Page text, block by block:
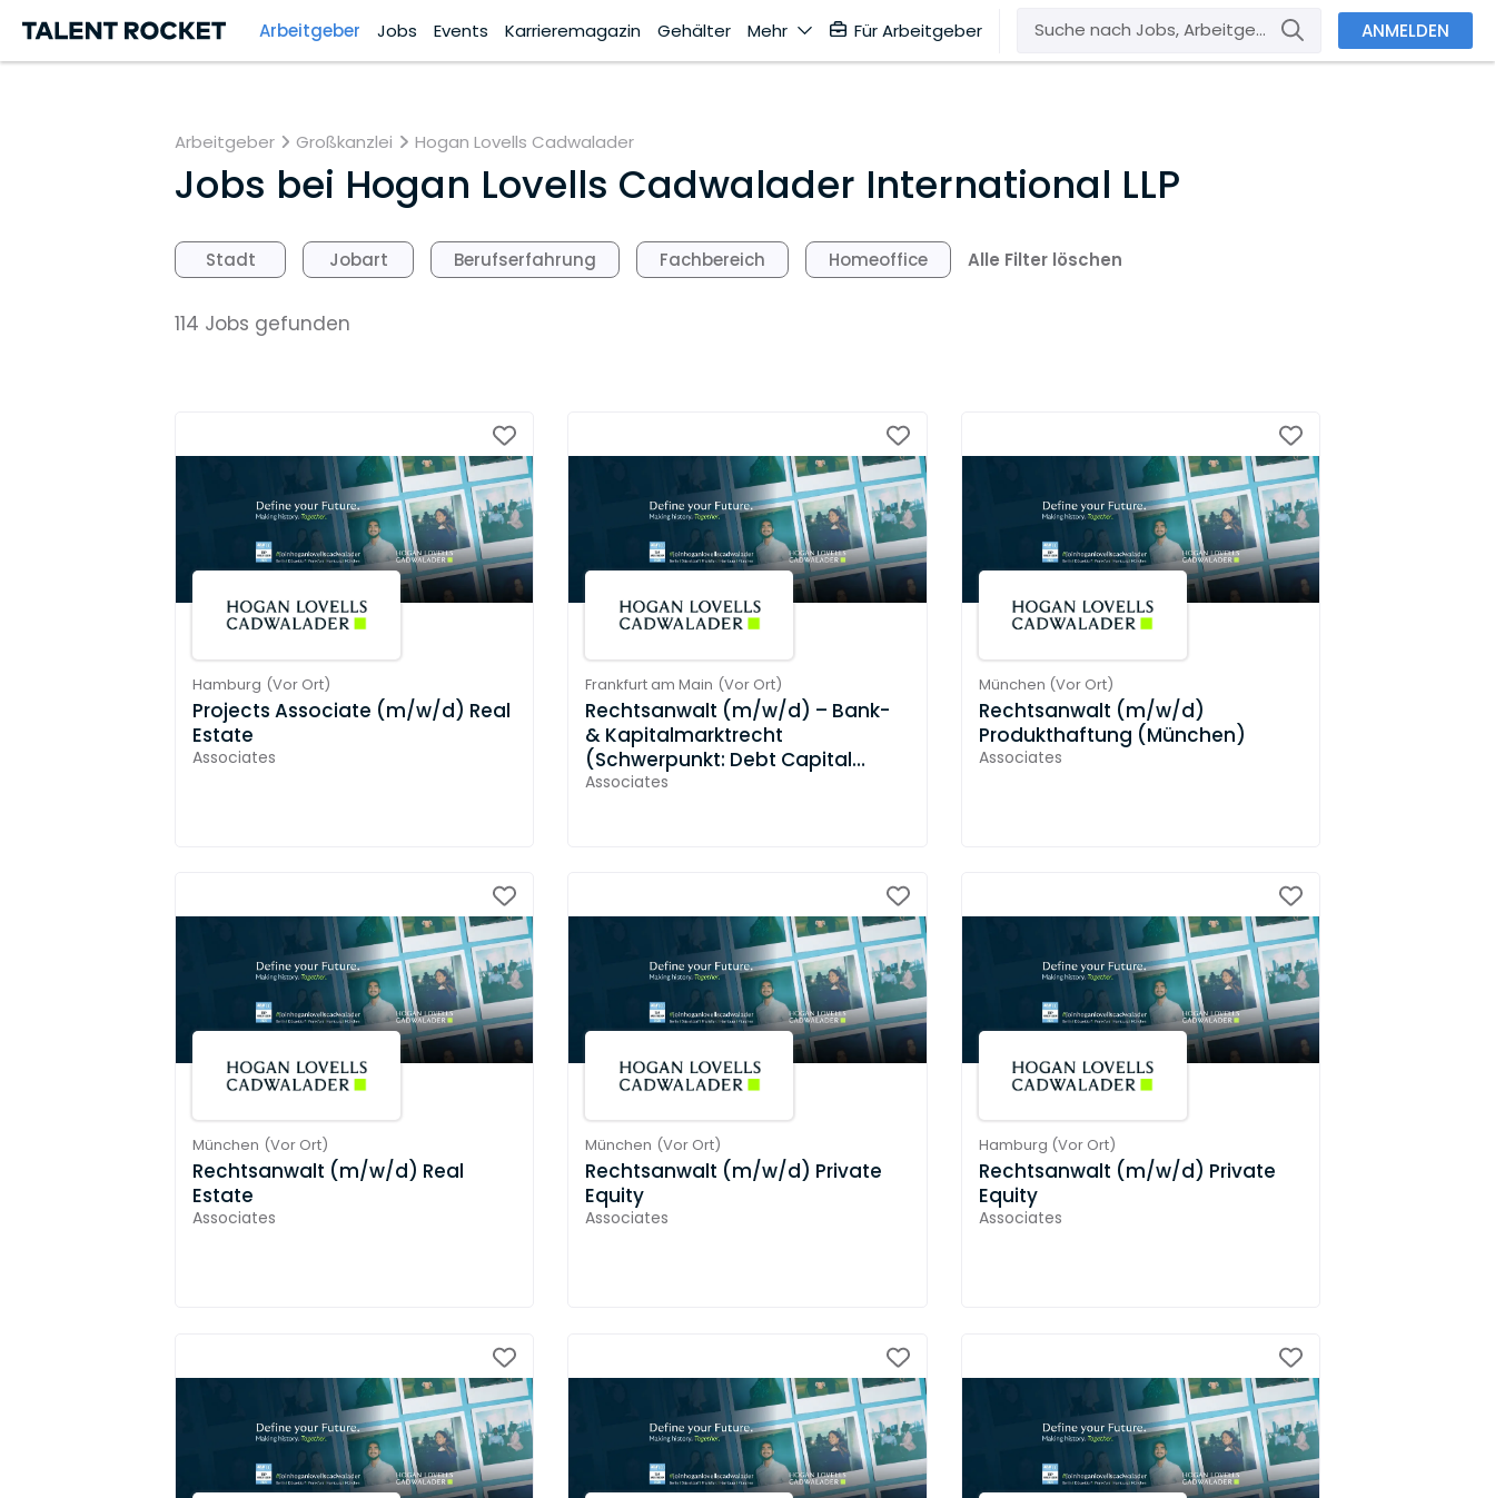
Arbeitgeber Jobs Events Karrieremagazin Gehälter Mehr Für Arbeitgeber ANMELDEN
Arbeitgeber Großkanzlei Hogan Lovells Cadwalader
Jobs bei Hogan Lovells Cadwalader International LLP
Stadt Jobart Berufserfahrung Fachbereich Homeoffice Alle Filter löschen
114 Jobs gefunden
Hamburg (Vor Ort)
Projects Associate (m/w/d) Real
Estate
Associates
Frankfurt am Main (Vor Ort)
Rechtsanwalt (m/w/d) – Bank-
& Kapitalmarktrecht
(Schwerpunkt: Debt Capital
Markets &
Associates
München (Vor Ort)
Rechtsanwalt (m/w/d)
Produkthaftung (München)
Associates
München (Vor Ort)
Rechtsanwalt (m/w/d) Real
Estate
Associates
München (Vor Ort)
Rechtsanwalt (m/w/d) Private
Equity
Associates
Hamburg (Vor Ort)
Rechtsanwalt (m/w/d) Private
Equity
Associates